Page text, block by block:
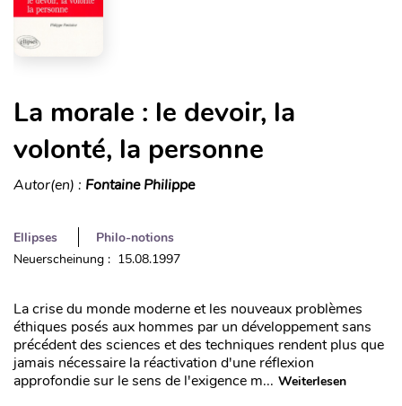
La morale : le devoir, la
volonté, la personne
Autor(en) : Fontaine Philippe
Ellipses
Philo-notions
Neuerscheinung : 15.08.1997
La crise du monde moderne et les nouveaux problèmes
éthiques posés aux hommes par un développement sans
précédent des sciences et des techniques rendent plus que
jamais nécessaire la réactivation d'une réflexion
approfondie sur le sens de l'exigence m... Weiterlesen